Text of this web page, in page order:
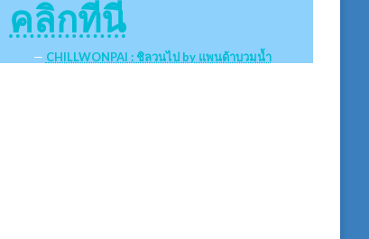
คลิกที่นี่
CHILLWONPAI : ชิลวนไป by แพนด้าบวมน้ำ